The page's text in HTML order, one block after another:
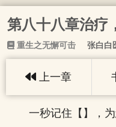
第八十八章治疗
重生之无懈可击 张白白
上一章
一秒记住【】，